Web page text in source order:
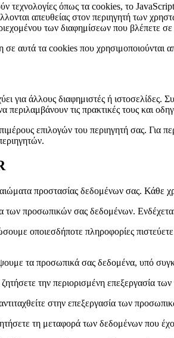
τεχνολογίες όπως τα cookies, το
απευθείας στον περιηγητή των
των διαφημίσεων που βλέπετε σε
τα cookies που χρησιμοποιούνται
άλλους διαφημιστές ή ιστοσελίδες.
τις πρακτικές τους και
επιλογών του περιηγητή σας. Για
προστασίας δεδομένων σας. Κάθε
των προσωπικών σας δεδομένων.
οποιεσδήποτε πληροφορίες
τα προσωπικά σας δεδομένα, υπό
την περιορισμένη επεξεργασία
στην επεξεργασία των
τη μεταφορά των δεδομένων που